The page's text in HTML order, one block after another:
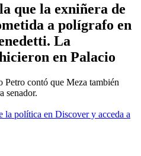
que la exniñera de
a polígrafo en
La
en Palacio
Petro contó que Meza también
senador.
la política en Discover y acceda a